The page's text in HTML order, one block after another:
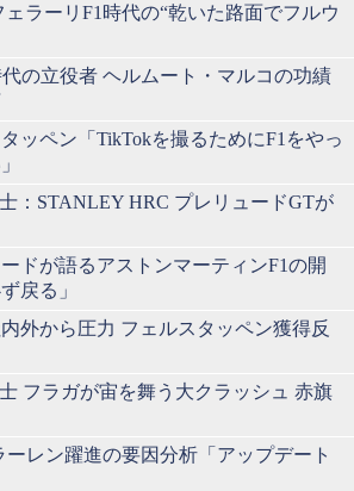
ラーリF1時代の“乾いた路面でフルウ
の立役者 ヘルムート・マルコの功績
ッペン「TikTokを撮るためにF1をやっ
：STANLEY HRC プレリュードGTが
ドが語るアストンマーティンF1の開
戻る」
外から圧力 フェルスタッペン獲得反
フラガが宙を舞う大クラッシュ 赤旗
ーレン躍進の要因分析「アップデート